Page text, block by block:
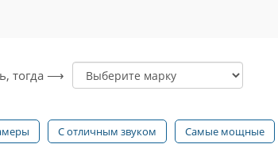
тогда ⟶
С отличным звуком Самые мощные